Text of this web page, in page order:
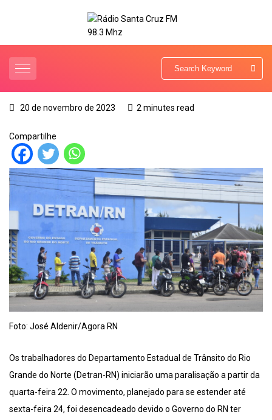
20 de novembro de 2023 2 minutes read
Compartilhe
Foto: José Aldenir/Agora RN
Os trabalhadores do Departamento Estadual de Trânsito do Rio
Grande do Norte (Detran-RN) iniciarão uma paralisação a partir da
quarta-feira 22. O movimento, planejado para se estender até
sexta-feira 24, foi desencadeado devido o Governo do RN ter